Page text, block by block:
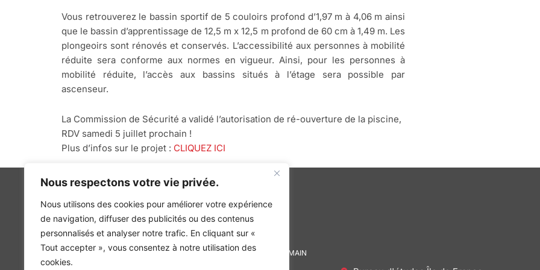
Nous respectons votre vie privée.
Nous utilisons des cookies pour améliorer votre expérience
de navigation, diffuser des publicités ou des contenus
personnalisés et analyser notre trafic. En cliquant sur «
Tout accepter », vous consentez à notre utilisation des
cookies.
Vous retrouverez le bassin sportif de 5 couloirs profond d’1,97 m à 4,06 m ainsi
que le bassin d’apprentissage de 12,5 m x 12,5 m profond de 60 cm à 1,49 m. Les
plongeoirs sont rénovés et conservés. L’accessibilité aux personnes à mobilité
réduite sera conforme aux normes en vigueur. Ainsi, pour les personnes à
mobilité réduite, l’accès aux bassins situés à l’étage sera possible par
ascenseur.
La Commission de Sécurité a validé l’autorisation de ré-ouverture de la piscine,
RDV samedi 5 juillet prochain !
Plus d’infos sur le projet : CLIQUEZ ICI
INGÉNIERIE DE L’ÉNERGIE ET DE L’ENVIRONNEMENT
CONCEVONS, ENSEMBLE, L’ENVIRONNEMENT BÂTI DE DEMAIN